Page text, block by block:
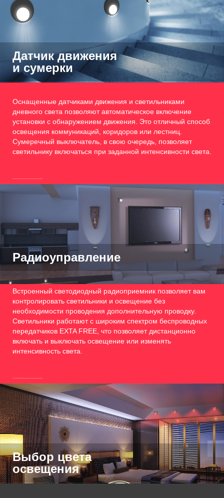
Датчик движения
и сумерки
Оснащенные датчиками движения и светильниками
дневного света позволяют автоматическое включение
установки с обнаружением движения. Это отличный способ
освещения коммуникаций, коридоров или лестниц.
Сумеречный выключатель, в свою очередь, позволяет
светильнику включаться при заданной интенсивности света.
Радиоуправление
Встроенный светодиодный радиоприемник позволяет вам
контролировать светильники и освещение без
необходимости проводения дополнительную проводку.
Светильники работают с широким спектром беспроводных
передатчиков EXTA FREE, что позволяет дистанционно
включать и выключать освещение или изменять
интенсивность света.
Выбор цвета
освещения